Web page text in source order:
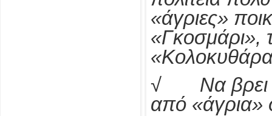
«άγριες»
«Γκοσμάρι»,
√ Να βρει
από «άγρια»